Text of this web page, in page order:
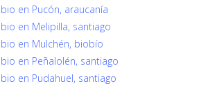
en Pucón, araucanía
en Melipilla, santiago
en Mulchén, biobío
en Peñalolén, santiago
en Pudahuel, santiago